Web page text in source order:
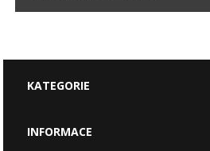
KATEGORIE
INFORMACE